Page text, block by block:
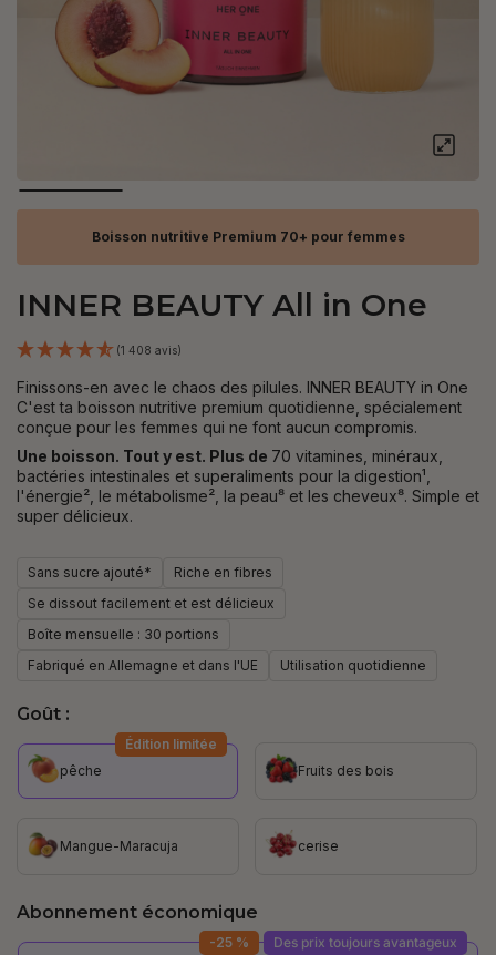
Boisson nutritive Premium 70+ pour femmes
INNER BEAUTY All in One
(1 408 avis)
Finissons-en avec le chaos des pilules. INNER BEAUTY in One
C'est ta boisson nutritive premium quotidienne, spécialement
conçue pour les femmes qui ne font aucun compromis.
Une boisson. Tout y est. Plus de 70 vitamines, minéraux,
bactéries intestinales et superaliments pour la digestion¹,
l'énergie², le métabolisme², la peau⁸ et les cheveux⁸. Simple et
super délicieux.
Sans sucre ajouté*
Riche en fibres
Se dissout facilement et est délicieux
Boîte mensuelle : 30 portions
Fabriqué en Allemagne et dans l'UE
Utilisation quotidienne
Goût :
Édition limitée
pêche
Fruits des bois
Mangue-Maracuja cerise
Abonnement économique
-25 % Des prix toujours avantageux